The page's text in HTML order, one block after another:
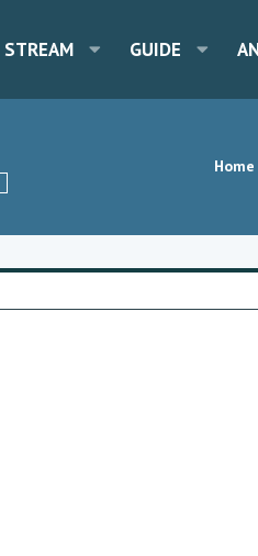
STREAM GUIDE
Home